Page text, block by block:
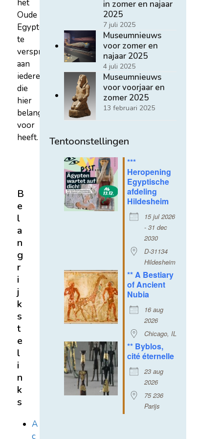
in zomer en najaar
2025
7 juli 2025
Museumnieuws
voor zomer en
najaar 2025
4 juli 2025
Museumnieuws
voor voorjaar en
zomer 2025
13 februari 2025
Tentoonstellingen
***
Heropening
Egyptische
afdeling
Hildesheim
15 jul 2026
- 31 dec
2030
D-31134
Hildesheim
** A Bestiary
of Ancient
Nubia
16 aug
2026
Chicago, IL
** Byblos,
cité éternelle
23 aug
2026
75 236
Parijs
het
Oude
Egypte
te
verspreiden
aan
iedereen
die
hier
belangstelling
voor
heeft.
B
e
l
a
n
g
r
i
j
k
s
t
e
l
i
n
k
s
A
c